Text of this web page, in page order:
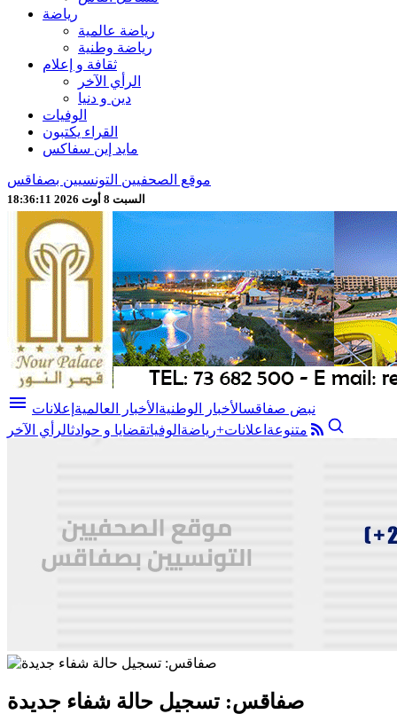
رياضة
رياضة عالمية
رياضة وطنية
ثقافة و إعلام
الرأي الآخر
دين و دنيا
الوفيات
القراء يكتبون
مايد إين سفاكس
موقع الصحفيين التونسيين بصفاقس
السبت 8 أوت 2026 18:36:13
menu نبض صفاقسالأخبار الوطنية الأخبار العالمية إعلانات
متنوعة اعلانات+رياضة الوفياتقضايا و حوادثالرأي الآخر
صفاقس: تسجيل حالة شفاء جديدة